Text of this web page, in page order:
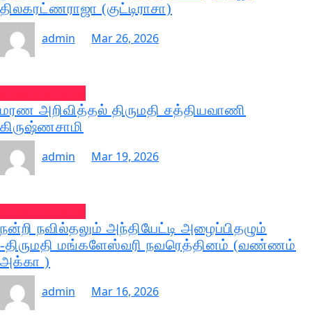
திலகரட்ணராஜா (குட்டிராசா)
admin
Mar 26, 2026
மரண அறிவித்தல் திருமதி சத்தியவாணி
கிருஷ்ணசாமி
admin
Mar 19, 2026
நன்றி நவில்தலும் அந்தியேட்டி அழைப்பிதழும்
-திருமதி மங்களேஸ்வரி நவரெத்தினம் (வண்ணம்
அக்கா )
admin
Mar 16, 2026